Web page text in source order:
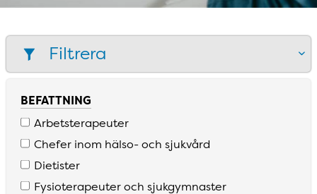
Filtrera
BEFATTNING
Arbetsterapeuter
Chefer inom hälso­- och sjukvård
Dietister
Fysioterapeuter och sjukgymnaster